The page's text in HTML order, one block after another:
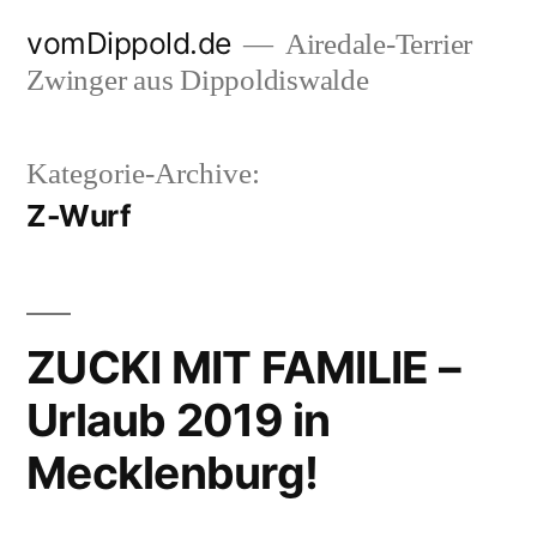
Inhalt
vomDippold.de
Airedale-Terrier
Zwinger aus Dippoldiswalde
Kategorie-Archive:
Z-Wurf
ZUCKI MIT FAMILIE –
Urlaub 2019 in
Mecklenburg!